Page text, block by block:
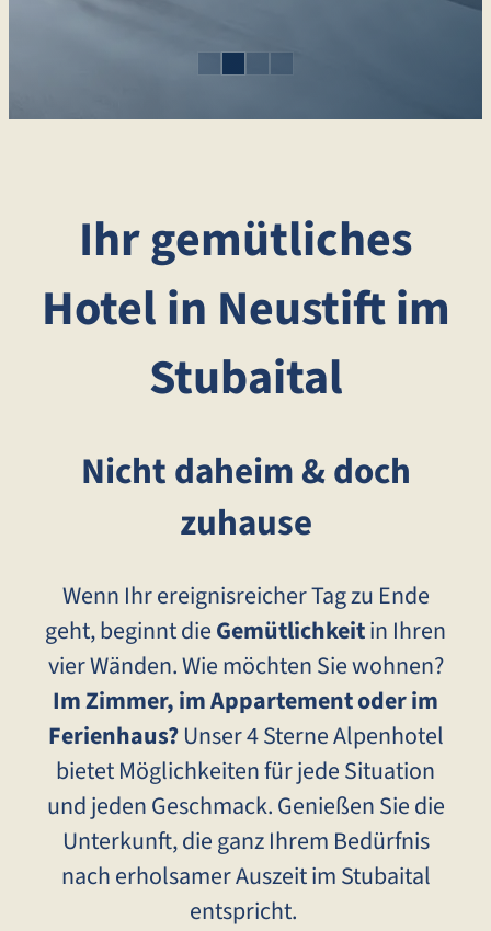
Ihr gemütliches
Hotel in Neustift im
Stubaital
Nicht daheim & doch
zuhause
Wenn Ihr ereignisreicher Tag zu Ende
geht, beginnt dieGemütlichkeitin Ihren
vier Wänden. Wie möchten Sie wohnen?
Im Zimmer, im Appartement oder im
Ferienhaus?Unser 4 Sterne Alpenhotel
bietet Möglichkeiten für jede Situation
und jeden Geschmack. Genießen Sie die
Unterkunft, die ganz Ihrem Bedürfnis
nach erholsamer Auszeit im Stubaital
entspricht.